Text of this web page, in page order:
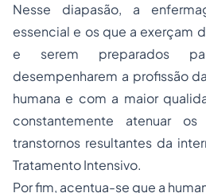
Nesse diapasão, a
essencial e os que a exerçam
e serem preparados
desempenharem a profissão
humana e com a maior
constantemente atenuar
transtornos resultantes da
Tratamento Intensivo.
Por fim, acentua-se que a